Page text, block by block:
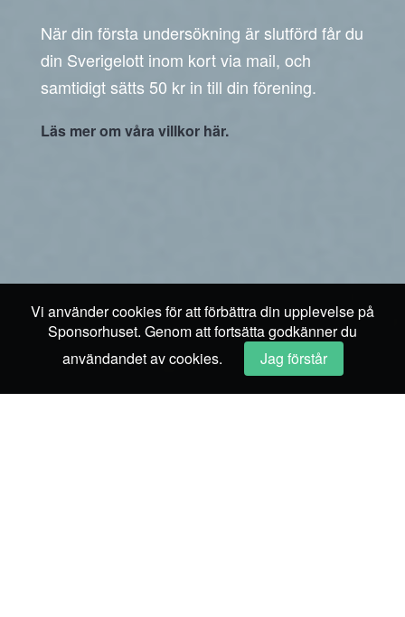
När din första undersökning är slutförd får du
din Sverigelott inom kort via mail, och
samtidigt sätts 50 kr in till din förening.
Läs mer om våra villkor här.
Vi använder cookies för att förbättra din upplevelse på
Sponsorhuset. Genom att fortsätta godkänner du
användandet av cookies.
Jag förstår